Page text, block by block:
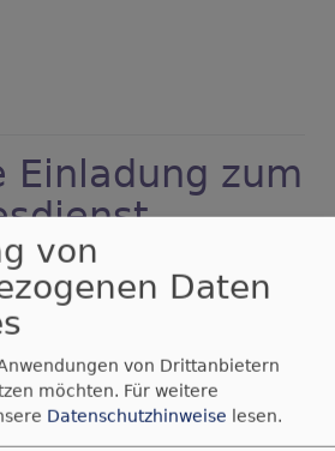
Einladung zum
von
Kerstin Baderschneider
unseres Dekanatsbezirkes
Evangelischen Stadtkirche
Kitzingen
Gisela Bornowski
von
Daten
von Drittanbietern
möchten. Für weitere
Datenschutzhinweise lesen.